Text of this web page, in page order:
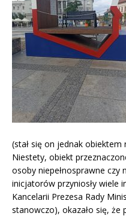
(stał się on jednak
Niestety, obiekt
osoby niepełnosprawne czy
inicjatorów przyniosły wiele
Kancelarii Prezesa Rady
stanowczo), okazało się, że